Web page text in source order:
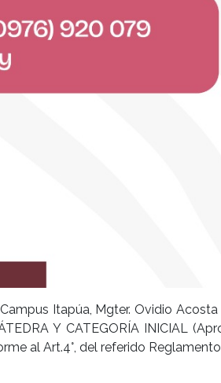
Itapúa, Mgter. Ovidio
Y CATEGORÍA INICIAL
al Art.4°, del referido